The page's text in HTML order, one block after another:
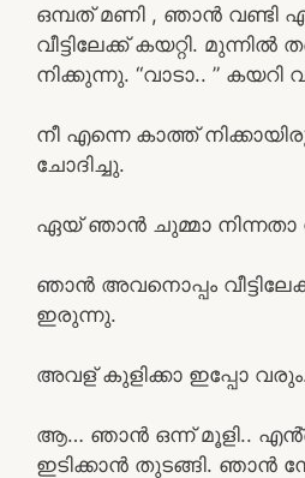
ഒമ്പത് മണി , ഞാൻ വണ്ടി
വീട്ടിലേക്ക് കയറ്റി.
നിക്കുന്നു. “വാടാ.. ” കയറി
നീ എന്നെ കാത്ത്
ചോദിച്ചു.
ഏയ് ഞാൻ ചുമ്മാ നിന്നതാ
ഞാൻ അവനൊപ്പം
ഇരുന്നു.
അവള് കുളിക്കാ ഇപ്പോ
ആ… ഞാൻ ഒന്ന് മൂളി..
ഇടിക്കാൻ തുടങ്ങി. ഞാൻ